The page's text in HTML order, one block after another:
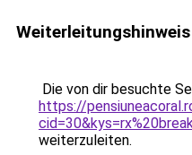
Weiterleitungshinweis
Die von dir besuchte
https://
weiterzuleiten.